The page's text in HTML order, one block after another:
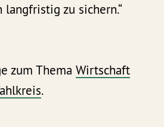
langfristig zu sichern.“
zum ThemaWirtschaft
.